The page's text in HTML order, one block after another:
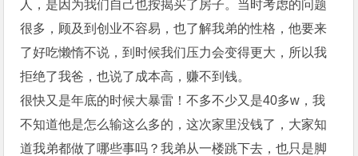
人，是因为我们自己也按揭买了房子。当时考虑的问题
很多，顾及到创业不容易，也了解我弟的性格，他要来
了好吃懒惰不说，到时候我们压力会变得更大，所以我
拒绝了我爸，也说了成本高，赚不到钱。
很快又是年底的时候大暴雷！不多不少又是40多w，我
不知道他是怎么输这么多的，这次家里没钱了，大家知
道我弟都做了哪些事吗？我弟从一楼跳下去，也只是脚